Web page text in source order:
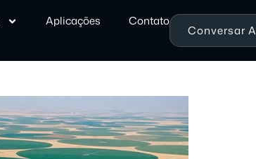
Aplicações Contato
Conversar